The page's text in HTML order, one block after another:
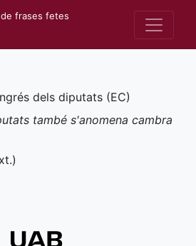
frases fetes
dels diputats (EC)
també s'anomena cambra
)